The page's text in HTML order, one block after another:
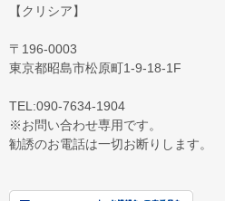
【クリシア】
〒196-0003
東京都昭島市松原町1-9‐18‐1F
TEL:090-7634-1904
※お問い合わせ専用です。
勧誘のお電話は一切お断りします。